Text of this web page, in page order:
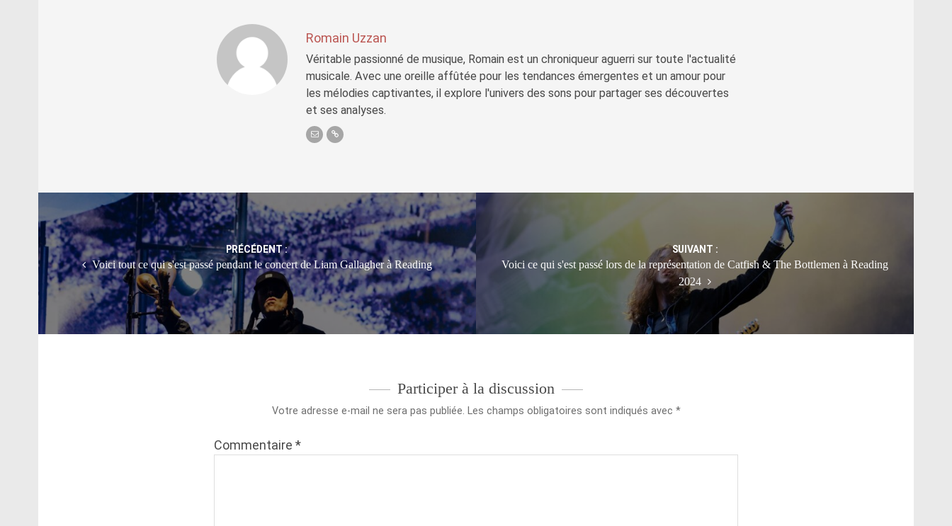
Romain Uzzan
Véritable passionné de musique, Romain est un chroniqueur aguerri sur toute l'actualité
musicale. Avec une oreille affûtée pour les tendances émergentes et un amour pour
les mélodies captivantes, il explore l'univers des sons pour partager ses découvertes
et ses analyses.
navigation
PRÉCÉDENT :
Voici tout ce qui s'est passé pendant le concert de Liam Gallagher à Reading
SUIVANT :
Voici ce qui s'est passé lors de la représentation de Catfish & The Bottlemen à Reading
2024
Participer à la discussion
Votre adresse e-mail ne sera pas publiée. Les champs obligatoires sont indiqués avec *
Commentaire *